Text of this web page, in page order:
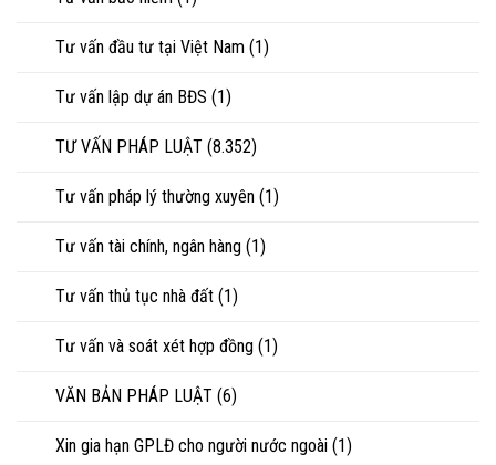
Tư vấn đầu tư tại Việt Nam (1)
Tư vấn lập dự án BĐS (1)
TƯ VẤN PHÁP LUẬT (8.352)
Tư vấn pháp lý thường xuyên (1)
Tư vấn tài chính, ngân hàng (1)
Tư vấn thủ tục nhà đất (1)
Tư vấn và soát xét hợp đồng (1)
VĂN BẢN PHÁP LUẬT (6)
Xin gia hạn GPLĐ cho người nước ngoài (1)